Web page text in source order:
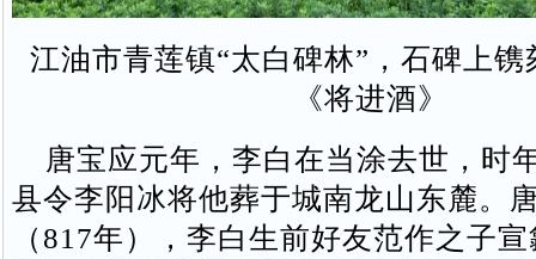
江油市青莲镇“太白碑林”，石碑上
《将进酒》
唐宝应元年，李白在当涂去世，时
县令李阳冰将他葬于城南龙山东麓。
（817年），李白生前好友范作之子